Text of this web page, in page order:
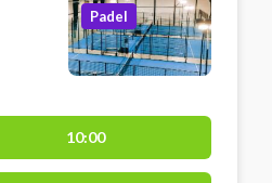
Padel
10:00